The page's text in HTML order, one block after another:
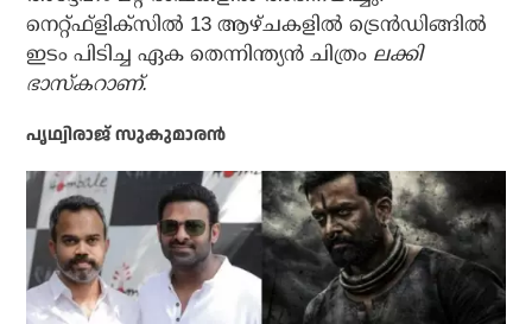
നെറ്റ്ഫ്‌ളിക്‌സില്‍ 13 ആഴ്ചകളില്‍ ട്രെന്‍ഡിങ്ങില്‍
ഇടം പിടിച്ച ഏക തെന്നിന്ത്യന്‍ ചിത്രം ലക്കി
ഭാസ്‌കറാണ്.
പൃഥ്വിരാജ് സുകുമാരന്‍